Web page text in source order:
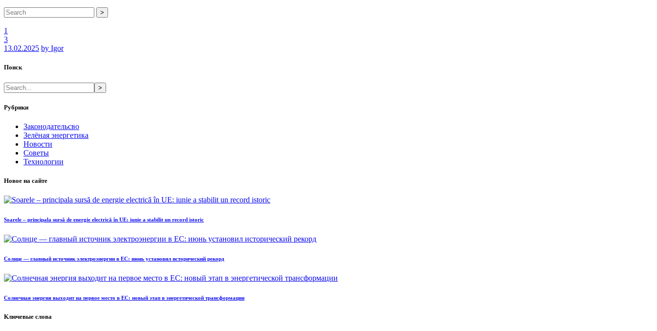
>
1
3
13.02.2025 by Igor
Поиск
>
Рубрики
Законодательсво
Зелёная энергетика
Новости
Советы
Технологии
Новое на сайте
Soarele – principala sursă de energie electrică în UE: iunie a stabilit un record istoric
Солнце — главный источник электроэнергии в ЕС: июнь установил исторический рекорд
Солнечная энергия выходит на первое место в ЕС: новый этап в энергетической трансформации
Ключевые слова